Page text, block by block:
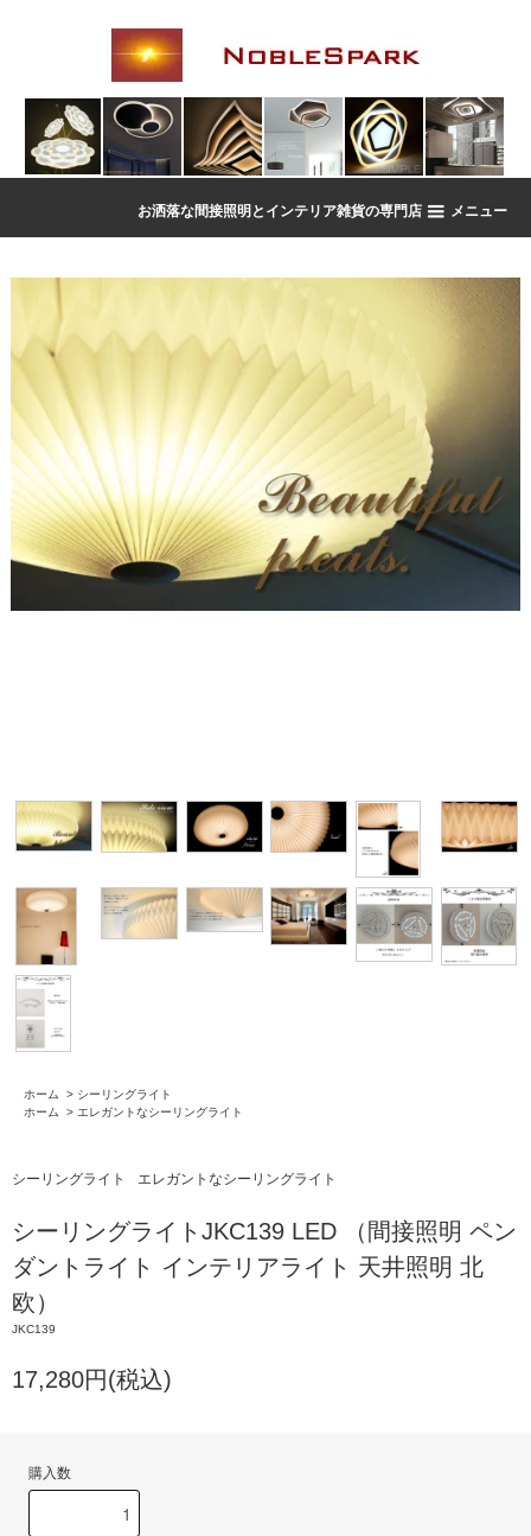
お洒落な間接照明とインテリア雑貨の専門店 メニュー
ホーム > シーリングライト
ホーム
> エレガントなシーリングライト
シーリングライト エレガントなシーリングライト
シーリングライトJKC139 LED （間接照明 ペン
ダントライト インテリアライト 天井照明 北
欧）
JKC139
17,280円(税込)
購入数